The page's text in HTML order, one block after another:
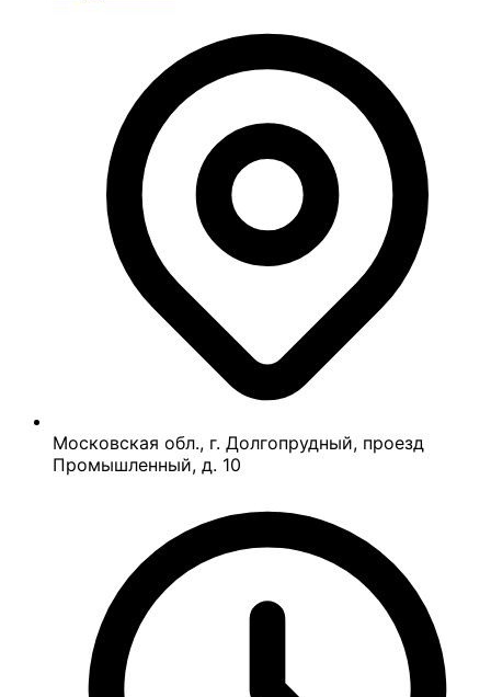
Московская обл., г. Долгопрудный, проезд
Промышленный, д. 10